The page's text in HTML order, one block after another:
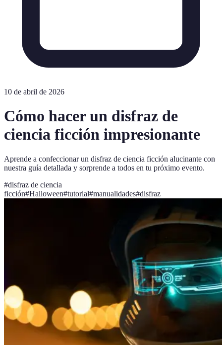
10 de abril de 2026
Cómo hacer un disfraz de
ciencia ficción impresionante
Aprende a confeccionar un disfraz de ciencia ficción alucinante con
nuestra guía detallada y sorprende a todos en tu próximo evento.
#disfraz de ciencia
ficción#Halloween#tutorial#manualidades#disfraz